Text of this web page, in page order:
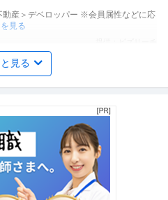
動産＞デベロッパー ※会員属性などに応
見る
ティングマネージャー」「たべっ
メーカー ギンビス「「しみチョ
のロングセラー商品を製造／土
橋」（株式会社ギンビス）
【業種】メーカー＞食品・飲料 ※会員属
見る
提供：ビズリーチ
量士・測量士補・測量助手」最新
見る